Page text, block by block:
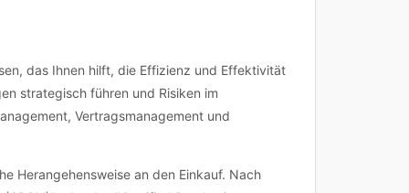
das Ihnen hilft, die Effizienz und Effektivität
strategisch führen und Risiken im
Vertragsmanagement und
Herangehensweise an den Einkauf. Nach